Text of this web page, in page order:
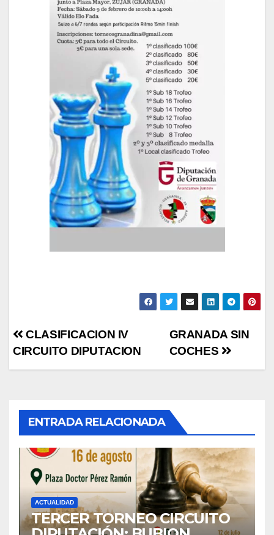
Navegación
de
GRANADA SIN
COCHES
CLASIFICACION IV
CIRCUITO DIPUTACION
ENTRADA RELACIONADA
ACTUALIDAD
TERCER TORNEO CIRCUITO